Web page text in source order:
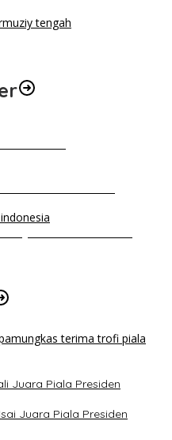
Juara Piala Presiden
Juara Piala Presiden